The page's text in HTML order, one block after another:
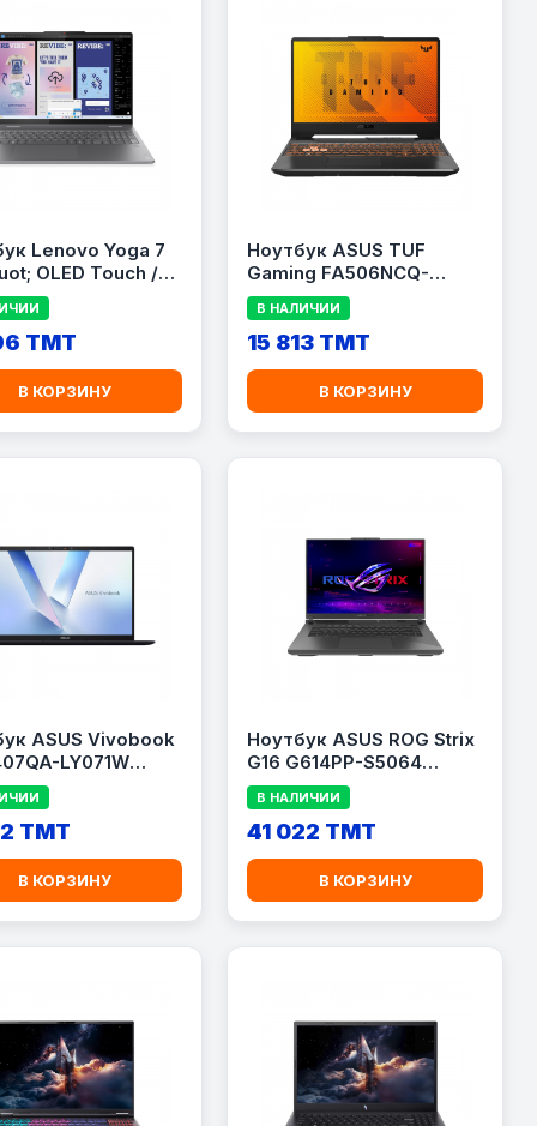
Lenovo Yoga 7
OLED Touch /
Ultra 7 256V /
/ 512 ГБ SSD /
TMT
В КОРЗИНУ
Ноутбук ASUS TUF
Gaming FA506NCQ-
HN031 15.6″ / AMD Ryzen
7 7435HS / 16GB RAM /
512GB SSD / GeForce RTX
3050 4GB
В НАЛИЧИИ
15 813 TMT
В КОРЗИНУ
ASUS Vivobook
LY071W
Qualcomm
X X1-26-100
RAM / 512GB
TMT
В КОРЗИНУ
Ноутбук ASUS ROG Strix
G16 G614PP-S5064
16\&quot; AMD Ryzen 9
8940HX / 32GB RAM / 1TB
SSD / GeForce RTX 5070
8GB
В НАЛИЧИИ
41 022 TMT
В КОРЗИНУ